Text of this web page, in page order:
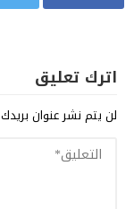
اترك تعليق
لن يتم نشر عنوان بريدك